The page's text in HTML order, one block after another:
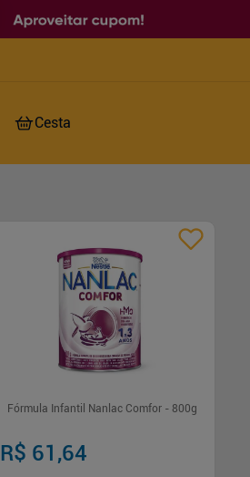
Fórmula Infantil Nanlac Comfor - 800g
R$ 61,64